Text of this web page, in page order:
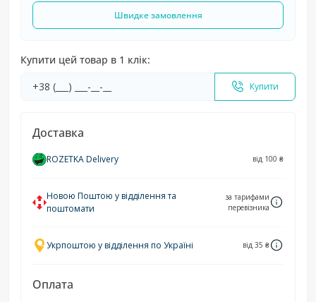
Швидке замовлення
Купити цей товар в 1 клік:
Купити
Доставка
ROZETKA Delivery від 100 ₴
Новою Поштою у відділення та
поштомати
за тарифами
перевізника
Укрпоштою у відділення по Україні від 35 ₴
Оплата